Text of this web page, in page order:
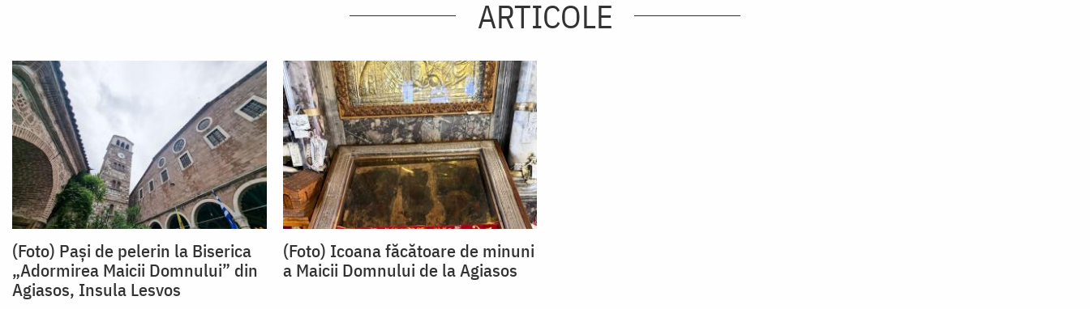
ARTICOLE
(Foto) Pași de pelerin la Biserica
„Adormirea Maicii Domnului” din
Agiasos, Insula Lesvos
(Foto) Icoana făcătoare de minuni
a Maicii Domnului de la Agiasos